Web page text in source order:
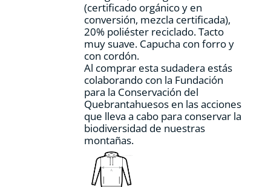
de
producto
(certificado orgánico y en
conversión, mezcla certificada),
20% poliéster reciclado. Tacto
muy suave. Capucha con forro y
con cordón.
Al comprar esta sudadera estás
colaborando con la Fundación
para la Conservación del
Quebrantahuesos en las acciones
que lleva a cabo para conservar la
biodiversidad de nuestras
montañas.